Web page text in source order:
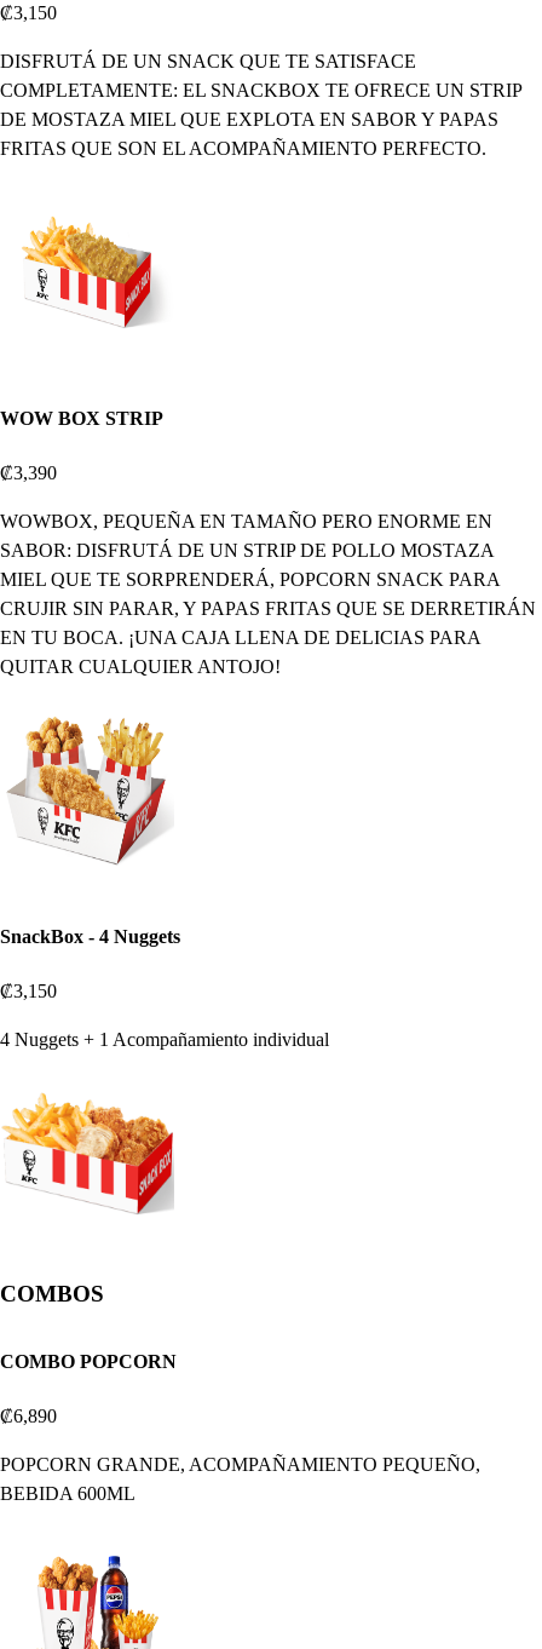
₡3,150
DISFRUTÁ DE UN SNACK QUE TE SATISFACE
COMPLETAMENTE: EL SNACKBOX TE OFRECE UN STRIP
DE MOSTAZA MIEL QUE EXPLOTA EN SABOR Y PAPAS
FRITAS QUE SON EL ACOMPAÑAMIENTO PERFECTO.
WOW BOX STRIP
₡3,390
WOWBOX, PEQUEÑA EN TAMAÑO PERO ENORME EN
SABOR: DISFRUTÁ DE UN STRIP DE POLLO MOSTAZA
MIEL QUE TE SORPRENDERÁ, POPCORN SNACK PARA
CRUJIR SIN PARAR, Y PAPAS FRITAS QUE SE DERRETIRÁN
EN TU BOCA. ¡UNA CAJA LLENA DE DELICIAS PARA
QUITAR CUALQUIER ANTOJO!
SnackBox - 4 Nuggets
₡3,150
4 Nuggets + 1 Acompañamiento individual
COMBOS
COMBO POPCORN
₡6,890
POPCORN GRANDE, ACOMPAÑAMIENTO PEQUEÑO,
BEBIDA 600ML